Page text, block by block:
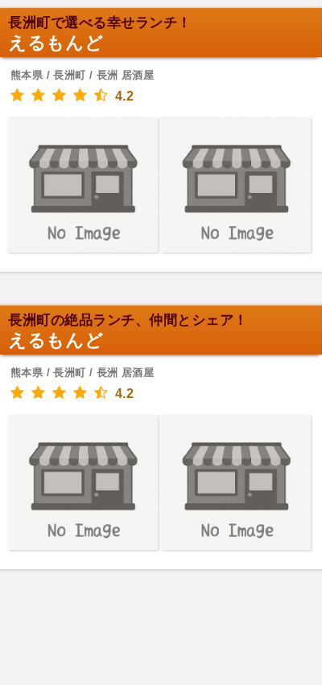
長洲町で選べる幸せランチ！
えるもんど
熊本県 / 長洲町 / 長洲 居酒屋
4.2
長洲町の絶品ランチ、仲間とシェア！
えるもんど
熊本県 / 長洲町 / 長洲 居酒屋
4.2